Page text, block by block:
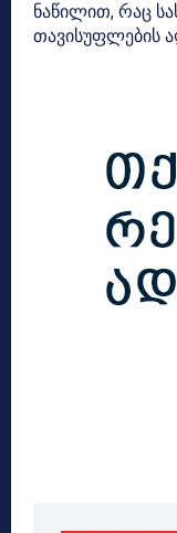
ნაწილით, რაც
თავისუფლების